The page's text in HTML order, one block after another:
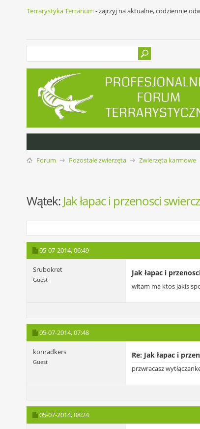
Terrarystyka Terrarium - zajrzyj na aktualne, codziennie
Forum Pozostałe zwierzęta Zwierzęta karmowe
Wątek: Jak łapac i przenosci
05-07-2014,06:49
Srubokret
Guest
Jak łapac i
witam ma ktos jakis
05-07-2014,07:48
konradkers
Guest
Re: Jak łapac i
przwracasz
05-07-2014,08:24